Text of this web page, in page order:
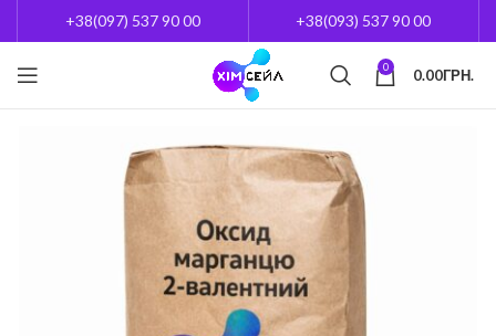
+38(097) 537 90 00 +38(093) 537 90 00
0 0.00ГРН.